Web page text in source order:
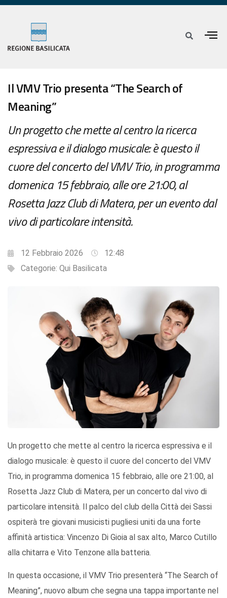
Il VMV Trio presenta “The Search of
Meaning”
Un progetto che mette al centro la ricerca
espressiva e il dialogo musicale: è questo il
cuore del concerto del VMV Trio, in programma
domenica 15 febbraio, alle ore 21:00, al
Rosetta Jazz Club di Matera, per un evento dal
vivo di particolare intensità.
12 Febbraio 2026
12:48
Categorie: Qui Basilicata
Un progetto che mette al centro la ricerca espressiva e il
dialogo musicale: è questo il cuore del concerto del VMV
Trio, in programma domenica 15 febbraio, alle ore 21:00, al
Rosetta Jazz Club di Matera, per un concerto dal vivo di
particolare intensità. Il palco del club della Città dei Sassi
ospiterà tre giovani musicisti pugliesi uniti da una forte
affinità artistica: Vincenzo Di Gioia al sax alto, Marco Cutillo
alla chitarra e Vito Tenzone alla batteria.
In questa occasione, il VMV Trio presenterà “The Search of
Meaning”, nuovo album che segna una tappa importante nel